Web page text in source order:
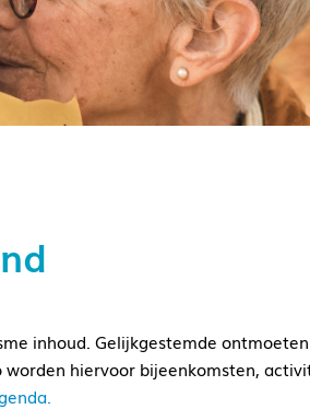
inhoud. Gelijkgestemde
hiervoor bijeenkomsten,